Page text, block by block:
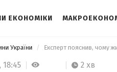
ЕКОНОМІКИ
України Експерт пояснив, чому
18:45 2 хв